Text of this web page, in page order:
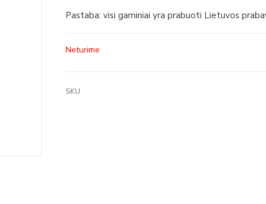
Pastaba: visi gaminiai yra prabuoti Lietuvos
Neturime
SKU